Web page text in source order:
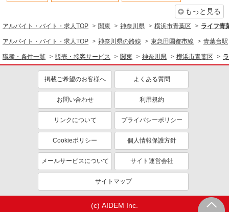
もっと見る
アルバイト・バイト・求人TOP 関東 神奈川県 横浜市青葉区 ライフ青
アルバイト・バイト・求人TOP 神奈川県の路線 東急田園都市線 青葉台駅
職種・条件一覧 販売・接客サービス 関東 神奈川県 横浜市青葉区
掲載ご希望のお客様へ よくある質問
お問い合わせ 利用規約
リンクについて プライバシーポリシー
Cookieポリシー 個人情報保護方針
メールサービスについて サイト運営会社
サイトマップ
(c) AIDEM Inc.